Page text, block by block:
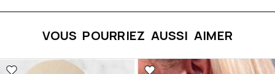
VOUS POURRIEZ AUSSI AIMER